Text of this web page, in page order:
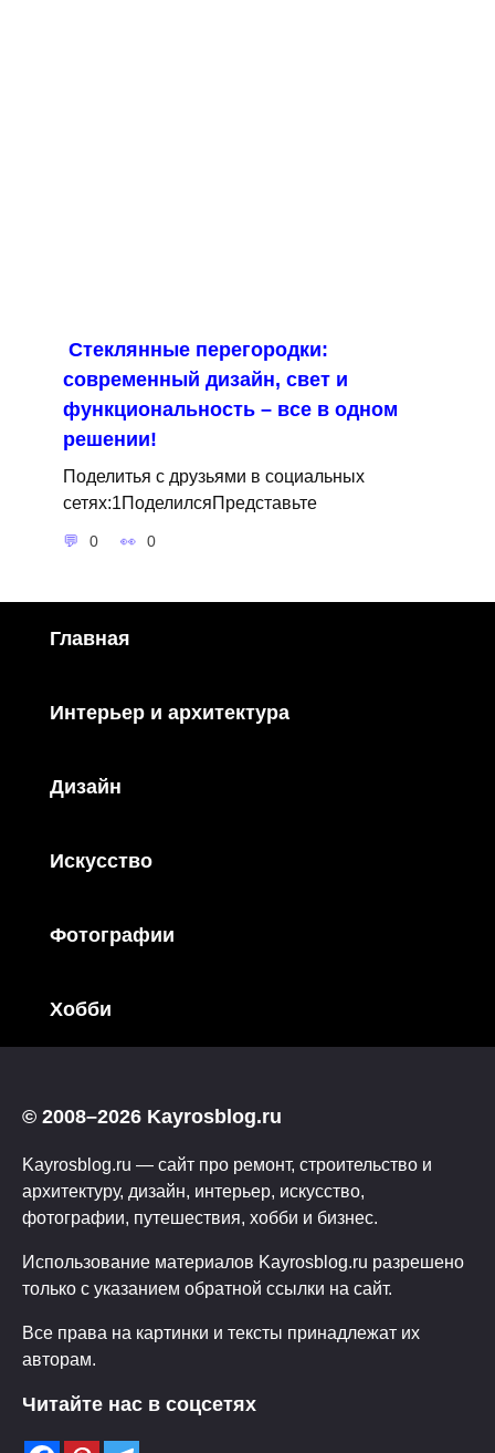
Стеклянные перегородки:
современный дизайн, свет и
функциональность – все в одном
решении!
Поделитья с друзьями в социальных
сетях:1ПоделилсяПредставьте
0 0
Главная
Интерьер и архитектура
Дизайн
Искусство
Фотографии
Хобби
© 2008–2026 Kayrosblog.ru
Kayrosblog.ru — сайт про ремонт, строительство и
архитектуру, дизайн, интерьер, искусство,
фотографии, путешествия, хобби и бизнес.
Использование материалов Kayrosblog.ru разрешено
только с указанием обратной ссылки на сайт.
Все права на картинки и тексты принадлежат их
авторам.
Читайте нас в соцсетях